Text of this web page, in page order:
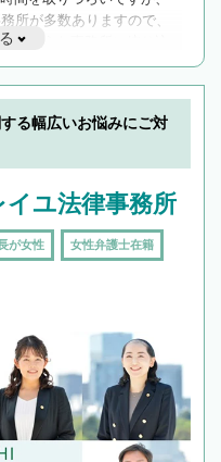
所が多数ありますので、
のような事務所に絞り込
の条件
検索る幅広いお悩みにご対
ユ法律事務所
が女性 女性弁護士在籍